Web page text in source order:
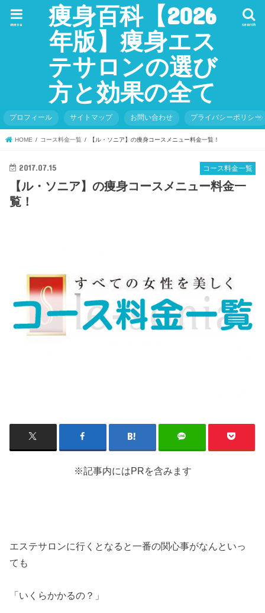
痩身百科【2026
年版】痩身エス
テサロンの選び
方と効果の全て
search
menu
プロフィール サイトマップ お問い合わせ プライバシーポリシー
HOME コース料金一覧 【ル・ソニア】の痩身コースメニュー料金一覧！
コース料金一覧
2017.07.15
【ル・ソニア】の痩身コースメニュー料金一
覧！
※記事内にはPRを含みます
エステサロンに行くとなると一番の関心事がなんといっ
ても
「いくらかかるの？」